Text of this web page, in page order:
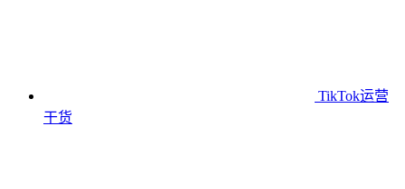
TikTok运营
干货